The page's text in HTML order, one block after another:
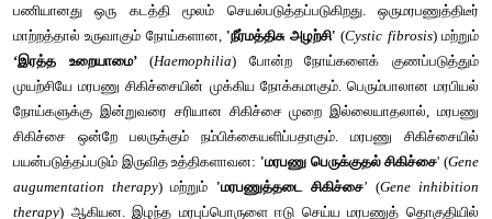
செய்ய ஏதேனும் சிகிச்சைகள் உளதோ? அவ்வாறாகின், 'மரபணு
செயல்முறையின் மூலம் அது சாத்தியம் ஆகும். ஒன்றோ அதற்கு
மாற்றமடைந்த அல்லீல்களைக் கொண்ட ஒருவருடைய
மரபணுவை செலுத்தி அவற்றைச் சரி செய்யலாம். இவ்வாறு
மரபணு செயல்பட்டு, உருவாக்கும் செயல்நிலை
புறத்தோற்றம் உருவாகிறது. இயல்பான அல்லீலை
பணியானது ஒரு கடத்தி மூலம் செயல்படுத்தப்படுகிறது.